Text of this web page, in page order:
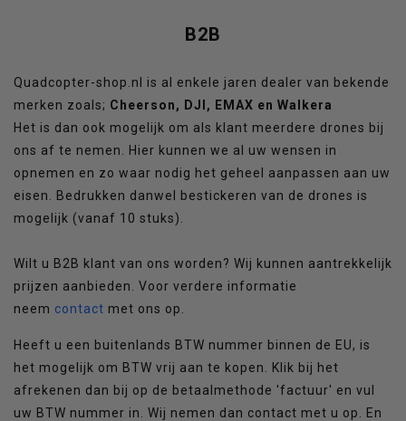
B2B
Quadcopter-shop.nl is al enkele jaren dealer van bekende
merken zoals; Cheerson, DJI, EMAX en Walkera
Het is dan ook mogelijk om als klant meerdere drones bij
ons af te nemen. Hier kunnen we al uw wensen in
opnemen en zo waar nodig het geheel aanpassen aan uw
eisen. Bedrukken danwel bestickeren van de drones is
mogelijk (vanaf 10 stuks).
Wilt u B2B klant van ons worden? Wij kunnen aantrekkelijk
prijzen aanbieden. Voor verdere informatie
neem contact met ons op.
Heeft u een buitenlands BTW nummer binnen de EU, is
het mogelijk om BTW vrij aan te kopen. Klik bij het
afrekenen dan bij op de betaalmethode 'factuur' en vul
uw BTW nummer in. Wij nemen dan contact met u op. En